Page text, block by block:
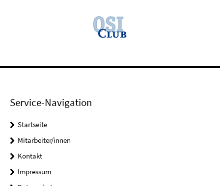
Service-Navigation
Startseite
Mitarbeiter/innen
Kontakt
Impressum